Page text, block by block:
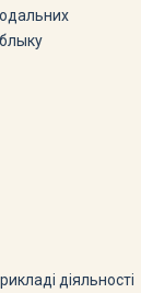
діяльності